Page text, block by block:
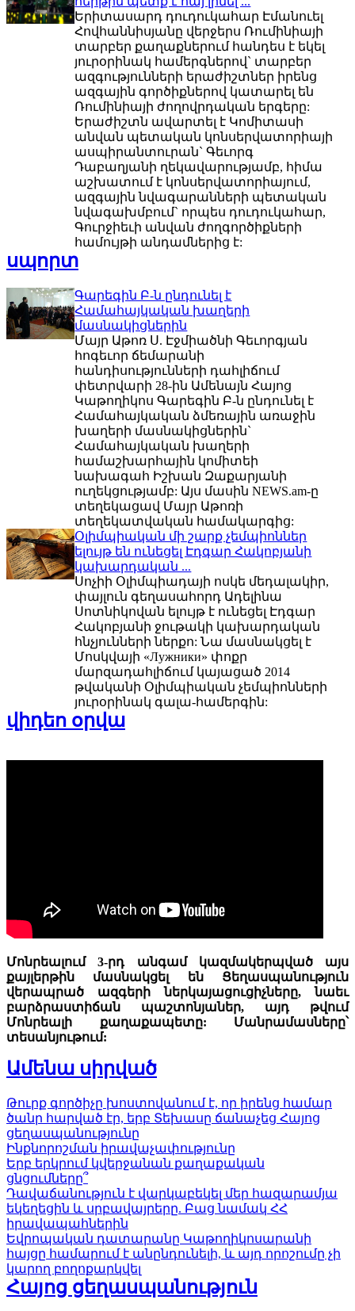
Երիտասարդ դուդուկահար Էմանուել
Հովհաննիսյանը վերջերս Ռումինիայի
տարբեր քաղաքներում հանդես է եկել
յուրօրինակ համերգներով` տարբեր
ազգությունների երաժիշտներ իրենց
ազգային գործիքներով կատարել են
Ռումինիայի ժողովրդական երգերը:
Երաժիշտն ավարտել է Կոմիտասի
անվան պետական կոնսերվատորիայի
ասպիրանտուրան` Գեւորգ
Դաբաղյանի ղեկավարությամբ, հիմա
աշխատում է կոնսերվատորիայում,
ազգային նվագարանների պետական
նվագախմբում` որպես դուդուկահար,
Գուրջիեւի անվան ժողգործիքների
համույթի անդամներից է:
սպորտ
Գարեգին Բ-ն ընդունել է
Համահայկական խաղերի
մասնակիցներին
Մայր Աթոռ Ս. Էջմիածնի Գեւորգյան
հոգեւոր ճեմարանի
հանդիսությունների դահլիճում
փետրվարի 28-ին Ամենայն Հայոց
Կաթողիկոս Գարեգին Բ-ն ընդունել է
Համահայկական ձմեռային առաջին
խաղերի մասնակիցներին`
Համահայկական խաղերի
համաշխարհային կոմիտեի
նախագահ Իշխան Զաքարյանի
ուղեկցությամբ: Այս մասին NEWS.am-ը
տեղեկացավ Մայր Աթոռի
տեղեկատվական համակարգից:
Օլիմպիական մի շարք չեմպիոններ
ելույթ են ունեցել Էդգար Հակոբյանի
կախարդական ...
Սոչիի Օլիմպիադայի ոսկե մեդալակիր,
փայլուն գեղասահորդ Ադելինա
Սոտնիկովան ելույթ է ունեցել Էդգար
Հակոբյանի ջութակի կախարդական
հնչյունների ներքո: Նա մասնակցել է
Մոսկվայի «Лужники» փոքր
մարզադահլիճում կայացած 2014
թվականի Օլիմպիական չեմպիոնների
յուրօրինակ գալա-համերգին:
վիդեո օրվա
Մոնրեալում 3-րդ անգամ կազմակերպված այս
քայլերթին մասնակցել են Ցեղասպանություն
վերապրած ազգերի ներկայացուցիչները, նաեւ
բարձրաստիճան պաշտոնյաներ, այդ թվում
Մոնրեալի քաղաքապետը: Մանրամասները՝
տեսանյութում:
Ամենա սիրված
Թուրք գործիչը խոստովանում է, որ իրենց համար
ծանր հարված էր, երբ Տեխասը ճանաչեց Հայոց
ցեղասպանությունը
Ինքնորոշման իրավաչափությունը
Երբ երկրում կվերջանան քաղաքական
ցնցումները՞
Դավաճանություն է վարկաբեկել մեր հազարամյա
եկեղեցին և սրբավայրերը. Բաց նամակ ՀՀ
իրավապահներին
Եվրոպական դատարանը Կաթողիկոսարանի
հայցը համարում է անընդունելի, և այդ որոշումը չի
կարող բողոքարկվել
Հայոց ցեղասպանություն